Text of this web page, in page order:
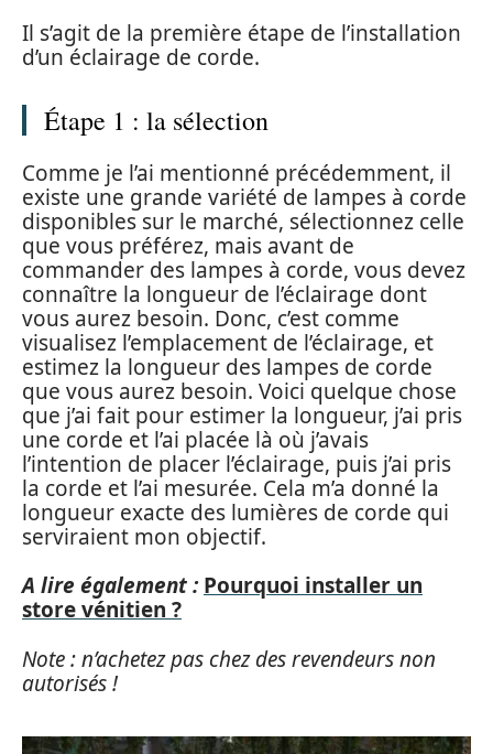
Il s’agit de la première étape de l’installation
d’un éclairage de corde.
Étape 1 : la sélection
Comme je l’ai mentionné précédemment, il
existe une grande variété de lampes à corde
disponibles sur le marché, sélectionnez celle
que vous préférez, mais avant de
commander des lampes à corde, vous devez
connaître la longueur de l’éclairage dont
vous aurez besoin. Donc, c’est comme
visualisez l’emplacement de l’éclairage, et
estimez la longueur des lampes de corde
que vous aurez besoin. Voici quelque chose
que j’ai fait pour estimer la longueur, j’ai pris
une corde et l’ai placée là où j’avais
l’intention de placer l’éclairage, puis j’ai pris
la corde et l’ai mesurée. Cela m’a donné la
longueur exacte des lumières de corde qui
serviraient mon objectif.
A lire également : Pourquoi installer un
store vénitien ?
Note : n’achetez pas chez des revendeurs non
autorisés !